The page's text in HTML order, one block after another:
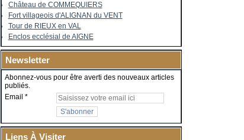
Château de COMMEQUIERS
Fort villageois d'ALIGNAN du VENT
Tour de RIEUX en VAL
Enclos ecclésial de AIGNE
Newsletter
Abonnez-vous pour être averti des nouveaux articles
publiés.
Email
Liens À Visiter